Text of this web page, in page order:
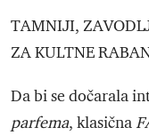
TAMNIJI,
ZA KULTNE
Da bi se dočarala
parfema, klasična